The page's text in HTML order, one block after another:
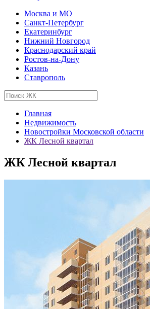
Москва и МО
Санкт-Петербург
Екатеринбург
Нижний Новгород
Краснодарский край
Ростов-на-Дону
Казань
Ставрополь
Главная
Недвижимость
Новостройки Московской области
ЖК Лесной квартал
ЖК Лесной квартал